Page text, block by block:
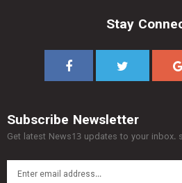
Stay
Subscribe Newsletter
Get latest News13 updates to your inbox.